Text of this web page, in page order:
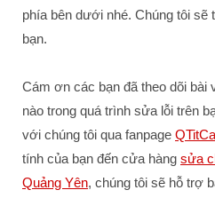
phía bên dưới nhé. Chúng tôi sẽ
bạn.
Cám ơn các bạn đã theo dõi bài
nào trong quá trình sửa lỗi trên
với chúng tôi qua fanpage
tính của bạn đến cửa hàng sửa
Quảng Yên, chúng tôi sẽ hỗ trợ